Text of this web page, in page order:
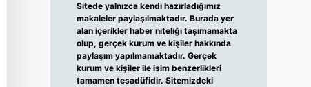
Sitede yalnızca kendi hazırladığımız
makaleler paylaşılmaktadır. Burada yer
alan içerikler haber niteliği taşımamakta
olup, gerçek kurum ve kişiler hakkında
paylaşım yapılmamaktadır. Gerçek
kurum ve kişiler ile isim benzerlikleri
tamamen tesadüfidir. Sitemizdeki